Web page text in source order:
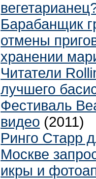
Барабанщик
отмены
хранении
Читатели
лучшего
Фестиваль
видео (2011)
Ринго Старр
Москве
икры и